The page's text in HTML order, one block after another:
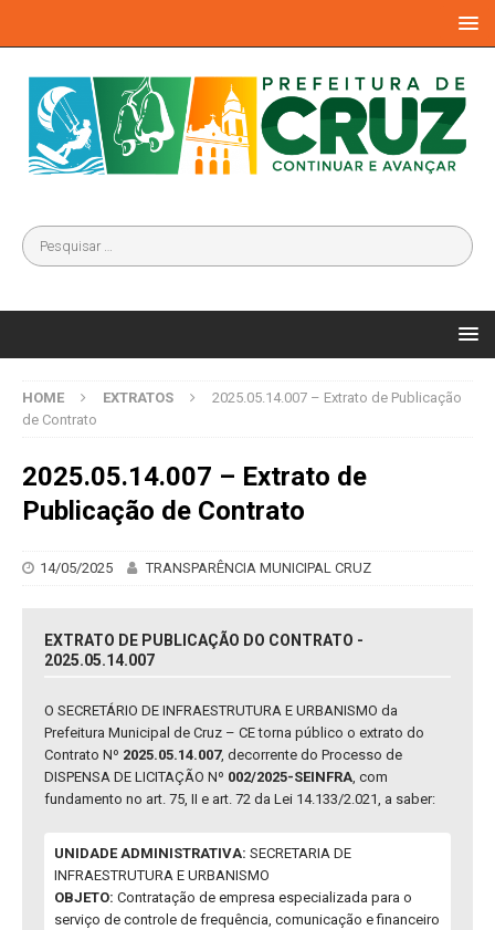
HOME EXTRATOS
2025.05.14.007 – Extrato de Publicação
de Contrato
2025.05.14.007 – Extrato de
Publicação de Contrato
14/05/2025 TRANSPARÊNCIA MUNICIPAL CRUZ
EXTRATO DE PUBLICAÇÃO DO CONTRATO -
2025.05.14.007
O SECRETÁRIO DE INFRAESTRUTURA E URBANISMO da
Prefeitura Municipal de Cruz – CE torna público o extrato do
Contrato Nº 2025.05.14.007, decorrente do Processo de
DISPENSA DE LICITAÇÃO Nº 002/2025-SEINFRA, com
fundamento no art. 75, II e art. 72 da Lei 14.133/2.021, a saber:
UNIDADE ADMINISTRATIVA: SECRETARIA DE
INFRAESTRUTURA E URBANISMO
OBJETO: Contratação de empresa especializada para o
serviço de controle de frequência, comunicação e financeiro